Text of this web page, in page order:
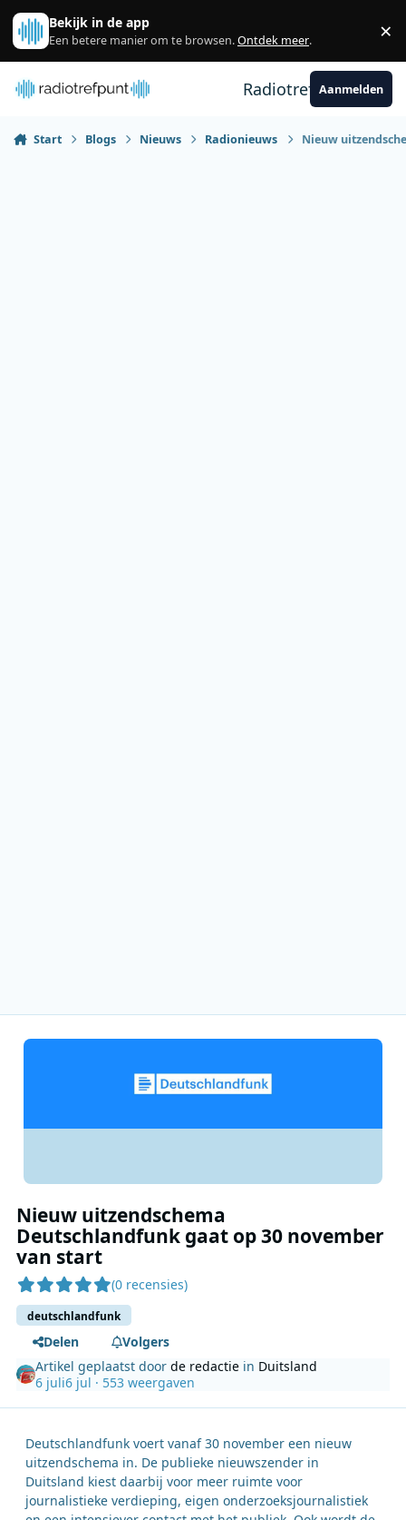
Spring naar bijdragen
Bekijk in de app
Een betere manier om te browsen.Ontdek meer. ×
RadiotrefpuntAanmelden
Start Blogs Nieuws Radionieuws Nieuw
Nieuw uitzendschema
Deutschlandfunk gaat op 30 november
van start
(0 recensies)
deutschlandfunk
Delen
Volgers
Artikel geplaatst doorde redactie in Duitsland
6 juli6 jul · 553 weergaven
Deutschlandfunk voert vanaf 30 november een nieuw
uitzendschema in. De publieke nieuwszender in
Duitsland kiest daarbij voor meer ruimte voor
journalistieke verdieping, eigen onderzoeksjournalistiek